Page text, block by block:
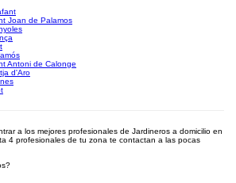
Joan de Palamos
Antoni de Calonge
d'Aro
a los mejores profesionales de Jardineros a domicilio en
4 profesionales de tu zona te contactan a las pocas